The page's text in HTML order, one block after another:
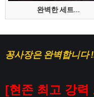
완벽한 세트...
꽁사장은 완벽합니다
[현존 최고 강력